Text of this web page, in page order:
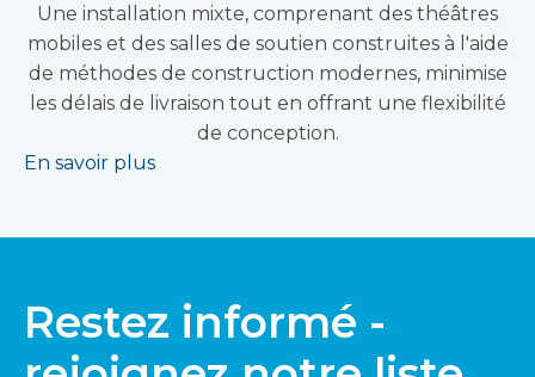
Une installation mixte, comprenant des théâtres
mobiles et des salles de soutien construites à l'aide
de méthodes de construction modernes, minimise
les délais de livraison tout en offrant une flexibilité
de conception.
En savoir plus
Restez informé -